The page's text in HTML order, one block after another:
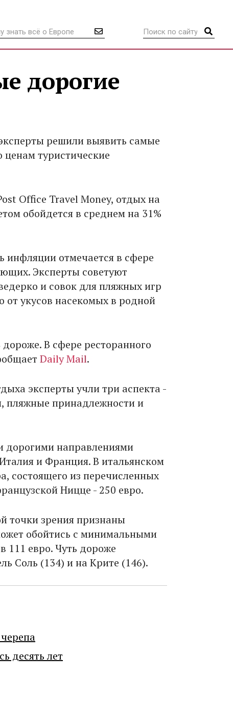
дорогие
решили выявить самые
туристические
Office Travel Money, отдых на
обойдется в среднем на 31%
отмечается в сфере
Эксперты советуют
и совок для пляжных игр
от укусов насекомых в родной
В сфере ресторанного
Daily Mail.
эксперты учли три аспекта -
пляжные принадлежности и
направлениями
и Франция. В итальянском
состоящего из перечисленных
Ницце - 250 евро.
точки зрения признаны
обойтись с минимальными
111 евро. Чуть дороже
Соль (134) и на Крите (146).
десять лет